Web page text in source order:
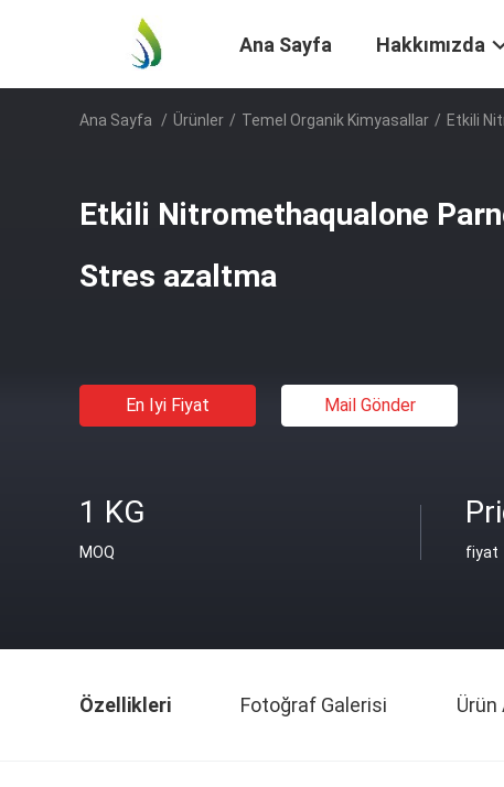
Ana Sayfa Hakkımızda
Ana Sayfa / Ürünler / Temel Organik Kimyasallar / Etkili
Etkili Nitromethaqualone
Stres azaltma
En Iyi Fiyat Mail Gönder
1 KG
MOQ fiyat
Özellikleri Fotoğraf Galerisi Ürün